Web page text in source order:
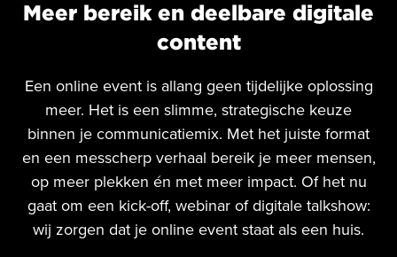
Meer bereik en deelbare digitale
content
Een online event is allang geen tijdelijke oplossing
meer. Het is een slimme, strategische keuze
binnen je communicatiemix. Met het juiste format
en een messcherp verhaal bereik je meer mensen,
op meer plekken én met meer impact. Of het nu
gaat om een kick-off, webinar of digitale talkshow:
wij zorgen dat je online event staat als een huis.